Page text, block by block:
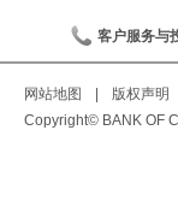
客户服务与
网站地图 版权声明
Copyright© BANK OF